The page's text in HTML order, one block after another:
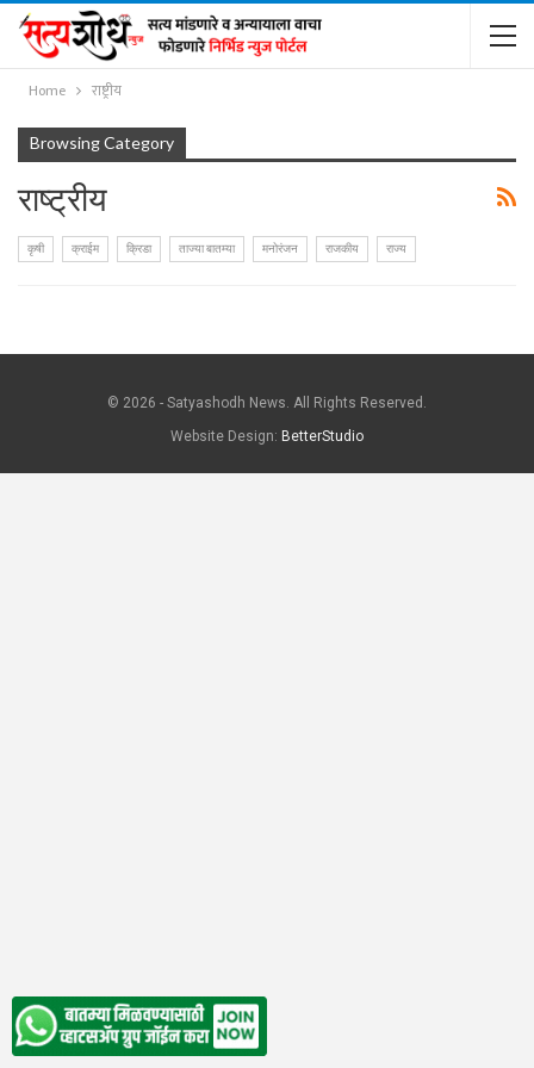
Home राष्ट्रीय
Browsing Category
राष्ट्रीय
कृषी क्राईम क्रिडा ताज्या बातम्या मनोरंजन राजकीय राज्य
© 2026 - Satyashodh News. All Rights Reserved.
Website Design: BetterStudio